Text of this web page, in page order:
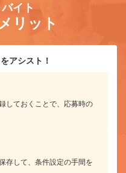
イト
リット
アシスト！
しておくことで、応募時の
存して、条件設定の手間を